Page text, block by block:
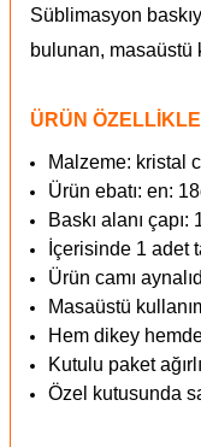
Süblimasyon
bulunan, masaüstü
ÜRÜN
Malzeme: kristal
Ürün ebatı: en:
Baskı alanı çapı:
İçerisinde 1 adet
Ürün camı
Masaüstü
Hem dikey
Kutulu paket
Özel kutusunda